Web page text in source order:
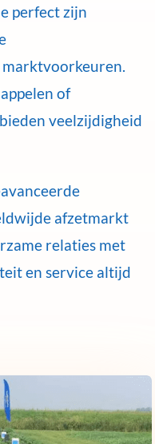
perfect zijn
of
veelzijdigheid
afzetmarkt
relaties met
en service altijd